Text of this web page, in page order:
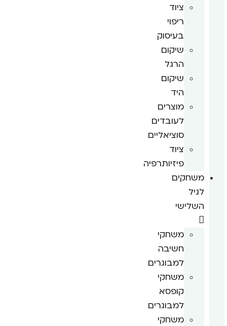
ציוד
ריפוי
בעיסוק
שיקום
הרגל
שיקום
היד
מוצרים
לעובדים
סוציאליים
ציוד
פיזיותרפיה
משחקים
לגיל
השלישי
משחקי
חשיבה
למבוגרים
משחקי
קופסא
למבוגרים
משחקי